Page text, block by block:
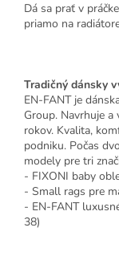
Dá sa prať v
priamo na
Tradičný dánsky
EN-FANT je
Group. Navrhuje
rokov. Kvalita,
podniku. Počas
modely pre tri
- FIXONI baby
- Small rags pre
- EN-FANT
38)